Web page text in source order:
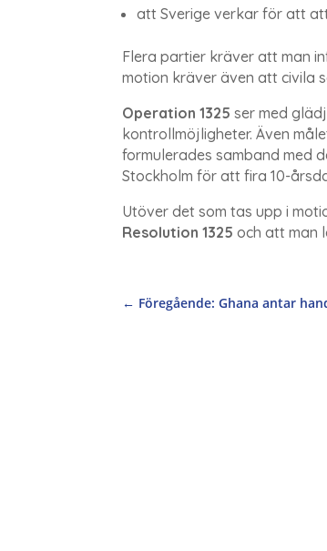
att Sverige verkar för att
Flera partier kräver att man
motion kräver även att civila
Operation 1325 ser med
kontrollmöjligheter. Även
formulerades samband med
Stockholm för att fira 10-
Utöver det som tas upp i
Resolution 1325 och att man
← Föregående: Ghana antar